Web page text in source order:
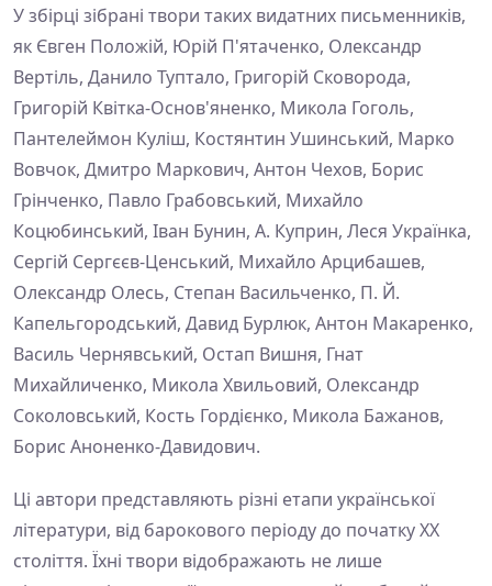
У збірці зібрані твори таких видатних письменників,
як Євген Положій, Юрій П'ятаченко, Олександр
Вертіль, Данило Туптало, Григорій Сковорода,
Григорій Квітка-Основ'яненко, Микола Гоголь,
Пантелеймон Куліш, Костянтин Ушинський, Марко
Вовчок, Дмитро Маркович, Антон Чехов, Борис
Грінченко, Павло Грабовський, Михайло
Коцюбинський, Іван Бунин, А. Куприн, Леся Українка,
Сергій Сергєєв-Ценський, Михайло Арцибашев,
Олександр Олесь, Степан Васильченко, П. Й.
Капельгородський, Давид Бурлюк, Антон Макаренко,
Василь Чернявський, Остап Вишня, Гнат
Михайличенко, Микола Хвильовий, Олександр
Соколовський, Кость Гордієнко, Микола Бажанов,
Борис Аноненко-Давидович.
Ці автори представляють різні етапи української
літератури, від барокового періоду до початку ХХ
століття. Їхні твори відображають не лише